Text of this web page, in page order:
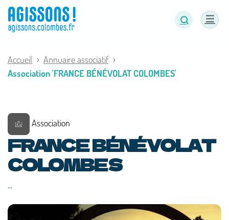
Accueil
Annuaire associatif
Association 'FRANCE BÉNÉVOLAT COLOMBES'
Association
FRANCE BÉNÉVOLAT
COLOMBES
...
Panneau de gestion des cookies